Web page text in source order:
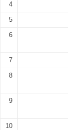
4
5
6
7
8
9
10